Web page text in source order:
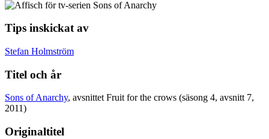
Tips inskickat av
Stefan Holmström
Titel och år
Sons of Anarchy, avsnittet Fruit for the crows (säsong 4, avsnitt 7,
2011)
Originaltitel